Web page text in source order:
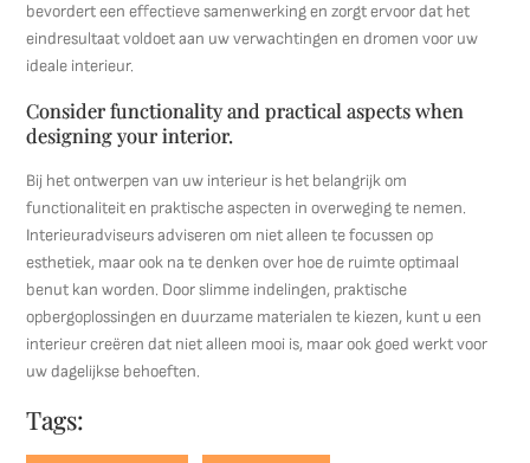
bevordert een effectieve samenwerking en zorgt ervoor dat het
eindresultaat voldoet aan uw verwachtingen en dromen voor uw
ideale interieur.
Consider functionality and practical aspects when
designing your interior.
Bij het ontwerpen van uw interieur is het belangrijk om
functionaliteit en praktische aspecten in overweging te nemen.
Interieuradviseurs adviseren om niet alleen te focussen op
esthetiek, maar ook na te denken over hoe de ruimte optimaal
benut kan worden. Door slimme indelingen, praktische
opbergoplossingen en duurzame materialen te kiezen, kunt u een
interieur creëren dat niet alleen mooi is, maar ook goed werkt voor
uw dagelijkse behoeften.
Tags: